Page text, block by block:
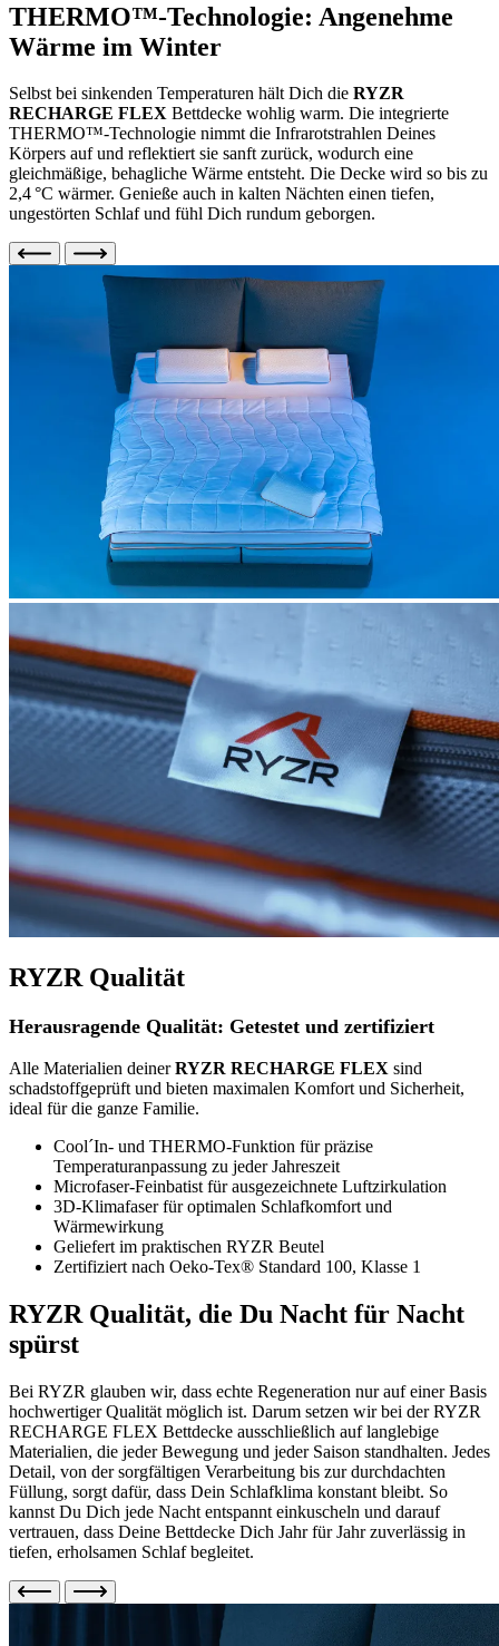
THERMO™-Technologie: Angenehme
Wärme im Winter
Selbst bei sinkenden Temperaturen hält Dich die RYZR
RECHARGE FLEX Bettdecke wohlig warm. Die integrierte
THERMO™-Technologie nimmt die Infrarotstrahlen Deines
Körpers auf und reflektiert sie sanft zurück, wodurch eine
gleichmäßige, behagliche Wärme entsteht. Die Decke wird so bis zu
2,4 °C wärmer. Genieße auch in kalten Nächten einen tiefen,
ungestörten Schlaf und fühl Dich rundum geborgen.
RYZR Qualität
Herausragende Qualität: Getestet und zertifiziert
Alle Materialien deinerRYZR RECHARGE FLEX sind
schadstoffgeprüft und bieten maximalen Komfort und Sicherheit,
ideal für die ganze Familie.
Cool´In- und THERMO-Funktion für präzise
Temperaturanpassung zu jeder Jahreszeit
Microfaser-Feinbatist für ausgezeichnete Luftzirkulation
3D-Klimafaser für optimalen Schlafkomfort und
Wärmewirkung
Geliefert im praktischen RYZR Beutel
Zertifiziert nach Oeko-Tex® Standard 100, Klasse 1
RYZR Qualität, die Du Nacht für Nacht
spürst
Bei RYZR glauben wir, dass echte Regeneration nur auf einer Basis
hochwertiger Qualität möglich ist. Darum setzen wir bei der RYZR
RECHARGE FLEX Bettdecke ausschließlich auf langlebige
Materialien, die jeder Bewegung und jeder Saison standhalten. Jedes
Detail, von der sorgfältigen Verarbeitung bis zur durchdachten
Füllung, sorgt dafür, dass Dein Schlafklima konstant bleibt. So
kannst Du Dich jede Nacht entspannt einkuscheln und darauf
vertrauen, dass Deine Bettdecke Dich Jahr für Jahr zuverlässig in
tiefen, erholsamen Schlaf begleitet.